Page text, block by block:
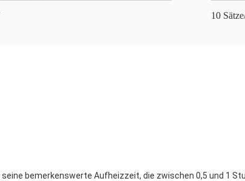
10
bemerkenswerte Aufheizzeit, die zwischen 0,5 und 1